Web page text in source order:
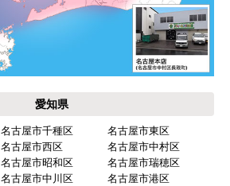
愛知県
名古屋市千種区
名古屋市東区
名古屋市西区
名古屋市中村区
名古屋市昭和区
名古屋市瑞穂区
名古屋市中川区
名古屋市港区